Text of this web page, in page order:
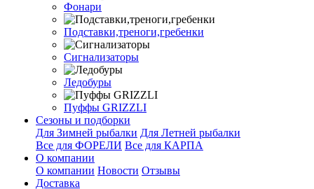
Фонари
Подставки,треноги,гребенки
Сигнализаторы
Ледобуры
Пуффы GRIZZLI
Сезоны и подборки
Для Зимней рыбалки Для Летней рыбалки
Все для ФОРЕЛИ Все для КАРПА
О компании
О компании Новости Отзывы
Доставка